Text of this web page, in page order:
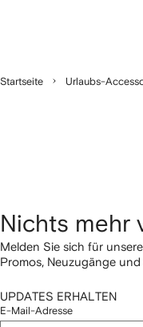
Startseite Urlaubs-
Nichts mehr
Melden Sie sich für
Promos, Neuzugänge
UPDATES ERHALTEN
E-Mail-Adresse